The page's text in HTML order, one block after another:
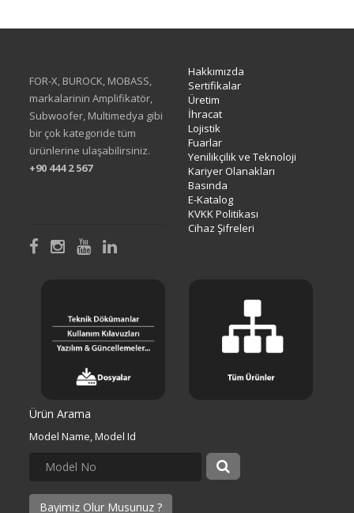
FOR-X, BUROCK, MOBASS,
markalarinin Amplifikatör,
Subwoofer, Multimedya gibi
bir çok kategoride tüm
ürünlerine ulaşabilirsiniz.
+90 444 2 567
Hakkımızda
Sertifikalar
Üretim
İhracat
Lojistik
Fuarlar
Yenilikçilik ve Teknoloji
Kariyer Olanakları
Basında
E-Katalog
KVKK Politikası
Cihaz Şifreleri
Ürün Arama
Model Name, Model Id
Bayimiz Olur Musunuz ?